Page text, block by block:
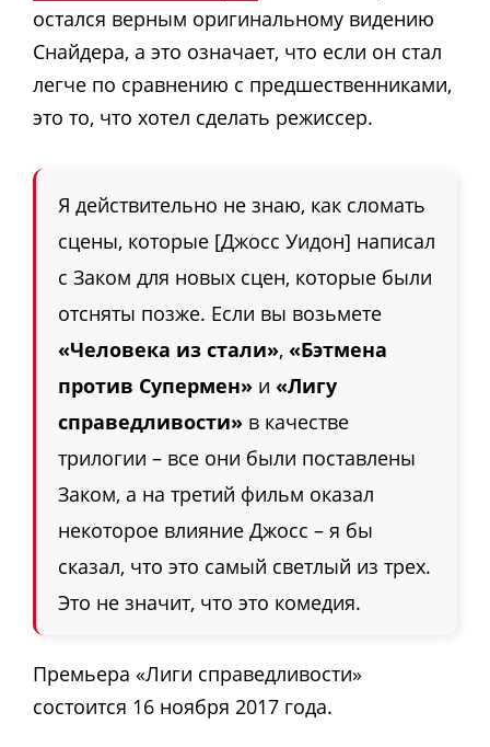
остался верным оригинальному видению
Снайдера, а это означает, что если он стал
легче по сравнению с предшественниками,
это то, что хотел сделать режиссер.
Я действительно не знаю, как сломать
сцены, которые [Джосс Уидон] написал
с Заком для новых сцен, которые были
отсняты позже. Если вы возьмете
«Человека из стали», «Бэтмена
против Супермен» и «Лигу
справедливости» в качестве
трилогии – все они были поставлены
Заком, а на третий фильм оказал
некоторое влияние Джосс – я бы
сказал, что это самый светлый из трех.
Это не значит, что это комедия.
Премьера «Лиги справедливости»
состоится 16 ноября 2017 года.